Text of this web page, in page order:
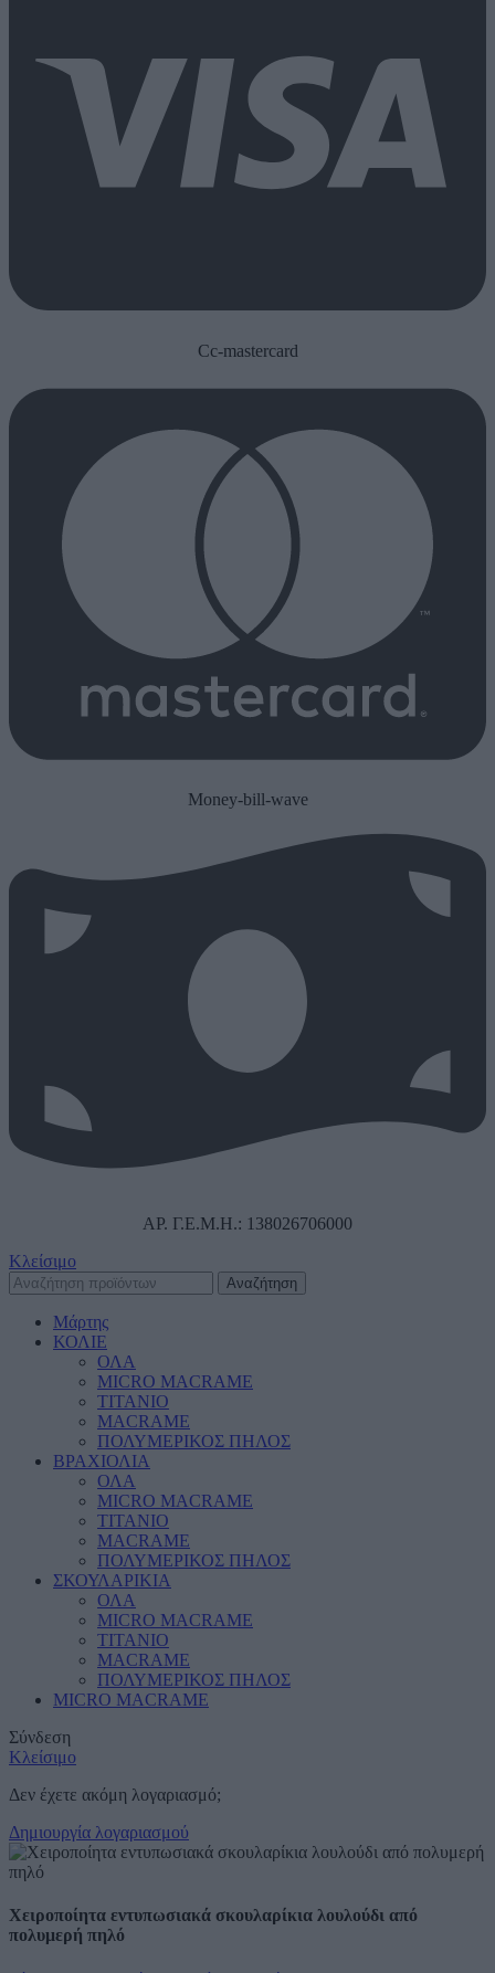
Cc-mastercard
Money-bill-wave
ΑΡ. Γ.Ε.Μ.Η.: 138026706000
Κλείσιμο
Αναζήτηση
Μάρτης
ΚΟΛΙΕ
ΟΛΑ
MICRO MACRAME
ΤΙΤΑΝΙΟ
MACRAME
ΠΟΛΥΜΕΡΙΚΟΣ ΠΗΛΟΣ
ΒΡΑΧΙΟΛΙΑ
ΟΛΑ
MICRO MACRAME
ΤΙΤΑΝΙΟ
MACRAME
ΠΟΛΥΜΕΡΙΚΟΣ ΠΗΛΟΣ
ΣΚΟΥΛΑΡΙΚΙΑ
ΟΛΑ
MICRO MACRAME
ΤΙΤΑΝΙΟ
MACRAME
ΠΟΛΥΜΕΡΙΚΟΣ ΠΗΛΟΣ
MICRO MACRAME
Σύνδεση
Κλείσιμο
Δεν έχετε ακόμη λογαριασμό;
Δημιουργία λογαριασμού
Χειροποίητα εντυπωσιακά σκουλαρίκια λουλούδι από
πολυμερή πηλό